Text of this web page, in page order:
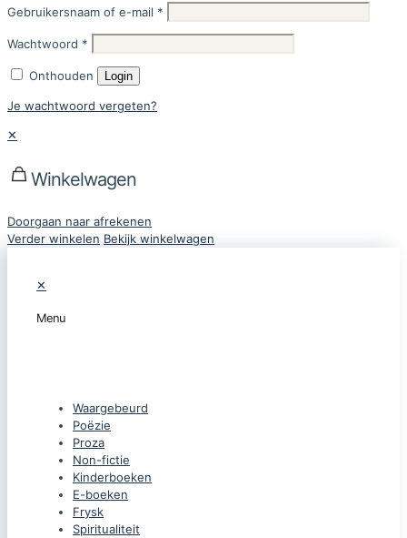
Gebruikersnaam of e-mail *
Wachtwoord *
Onthouden Login
Je wachtwoord vergeten?
✕
Winkelwagen
Doorgaan naar afrekenen
Verder winkelen Bekijk winkelwagen
✕
Menu
Waargebeurd
Poëzie
Proza
Non-fictie
Kinderboeken
E-boeken
Frysk
Spiritualiteit